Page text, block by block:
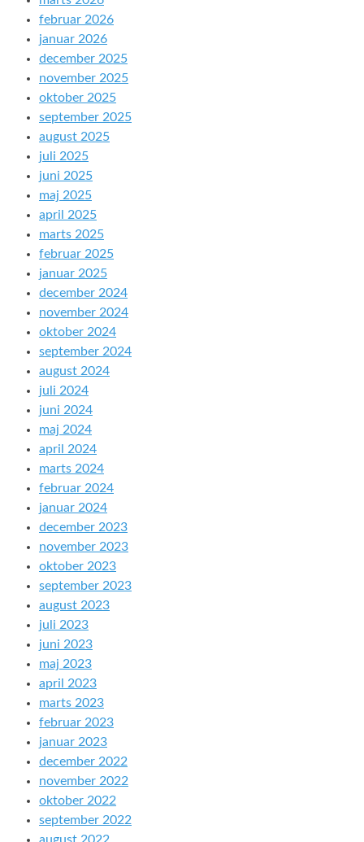
februar 2026
januar 2026
december 2025
november 2025
oktober 2025
september 2025
august 2025
juli 2025
juni 2025
maj 2025
april 2025
marts 2025
februar 2025
januar 2025
december 2024
november 2024
oktober 2024
september 2024
august 2024
juli 2024
juni 2024
maj 2024
april 2024
marts 2024
februar 2024
januar 2024
december 2023
november 2023
oktober 2023
september 2023
august 2023
juli 2023
juni 2023
maj 2023
april 2023
marts 2023
februar 2023
januar 2023
december 2022
november 2022
oktober 2022
september 2022